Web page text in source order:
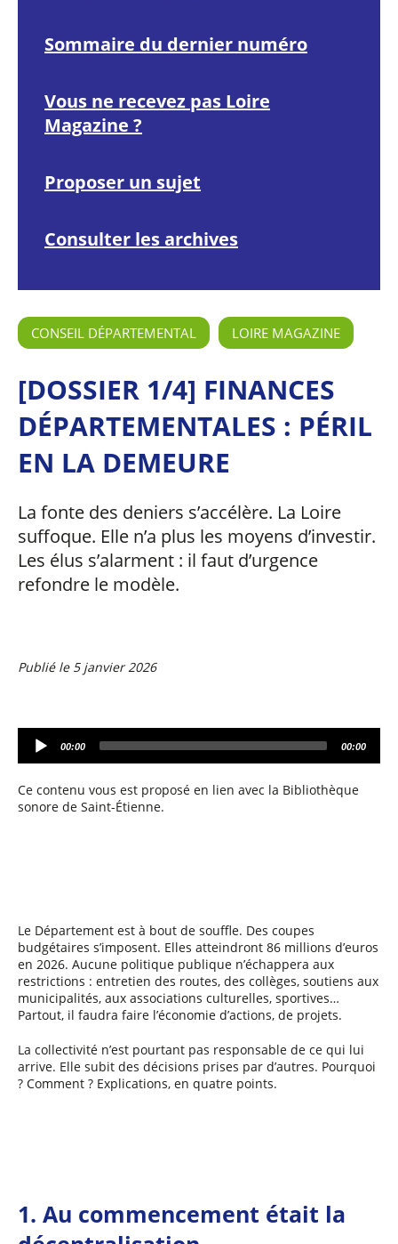
Sommaire du dernier numéro
Vous ne recevez pas Loire
Magazine ?
Proposer un sujet
Consulter les archives
CONSEIL DÉPARTEMENTAL LOIRE MAGAZINE
[DOSSIER 1/4] FINANCES
DÉPARTEMENTALES : PÉRIL
EN LA DEMEURE
La fonte des deniers s’accélère. La Loire
suffoque. Elle n’a plus les moyens d’investir.
Les élus s’alarment : il faut d’urgence
refondre le modèle.
Publié le 5 janvier 2026
d
i
o
00:00 00:00
Ce contenu vous est proposé en lien avec la Bibliothèque
sonore de Saint-Étienne.
Le Département est à bout de souffle. Des coupes
budgétaires s’imposent. Elles atteindront 86 millions d’euros
en 2026. Aucune politique publique n’échappera aux
restrictions : entretien des routes, des collèges, soutiens aux
municipalités, aux associations culturelles, sportives…
Partout, il faudra faire l’économie d’actions, de projets.
La collectivité n’est pourtant pas responsable de ce qui lui
arrive. Elle subit des décisions prises par d’autres. Pourquoi
? Comment ? Explications, en quatre points.
1. Au commencement était la